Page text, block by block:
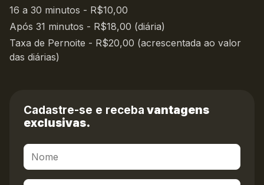
16 a 30 minutos - R$10,00
Após 31 minutos - R$18,00 (diária)
Taxa de Pernoite - R$20,00 (acrescentada ao valor
das diárias)
Cadastre-se e receba vantagens
exclusivas.